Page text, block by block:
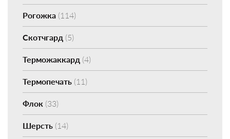
Рогожка (114)
Скотчгард (5)
Терможаккард (4)
Термопечать (11)
Флок (33)
Шерсть (14)